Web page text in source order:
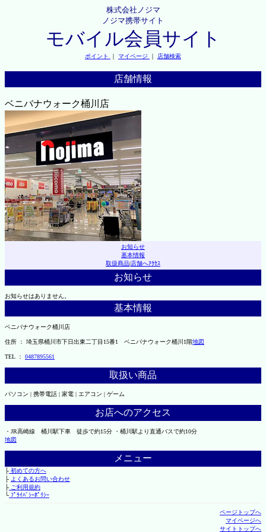
株式会社ノジマ
ノジマ携帯サイト
モバイル会員サイト
ポイント ｜ マイページ ｜ 店舗検索
店舗情報
ベニバナウォーク桶川店
お知らせ
基本情報
取扱商品|店舗へｱｸｾｽ
お知らせ
お知らせはありません。
基本情報
ベニバナウォーク桶川店
住所 ： 埼玉県桶川市下日出東二丁目15番1 ベニバナウォーク桶川1階地図
TEL ： 0487895561
取扱い商品
パソコン | 携帯電話 | 家電 | エアコン | ゲーム
お店へのアクセス
・JR高崎線 桶川駅下車 徒歩で約15分 ・桶川駅より直通バスで約10分
地図
メニュー
├初めての方へ
├ よくあるお問い合わせ
├ご利用規約
└ﾌﾟﾗｲﾊﾞｼｰﾎﾟﾘｼｰ
ページトップへ
マイページへ
サイトトップへ